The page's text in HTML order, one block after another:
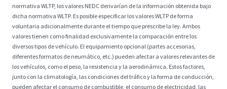
normativa WLTP, los valores NEDC derivarían de la información obtenida bajo
dicha normativa WLTP. Es posible especificar los valores WLTP de forma
voluntaria adicionalmente durante el tiempo que prescribe la ley. Ambos
valores tienen como finalidad exclusivamente la comparación entre los
diversos tipos de vehículo. El equipamiento opcional (partes accesorias,
diferentes formatos de neumático, etc.) pueden afectar a valores relevantes de
los vehículos, como el peso, la resistencia y la aerodinámica. Estos factores,
junto con la climatología, las condiciones del tráfico y la forma de conducción,
pueden afectar el consumo de combustible, el consumo de electricidad, las